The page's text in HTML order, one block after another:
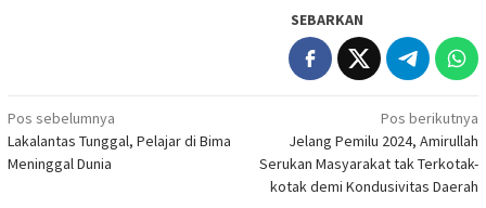
SEBARKAN
Navigasi
pos
Pos sebelumnya
Lakalantas Tunggal, Pelajar di Bima
Meninggal Dunia
Pos berikutnya
Jelang Pemilu 2024, Amirullah
Serukan Masyarakat tak Terkotak-
kotak demi Kondusivitas Daerah